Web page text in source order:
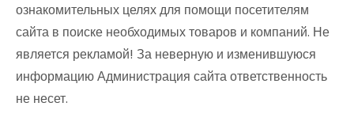
ознакомительных целях для помощи посетителям
сайта в поиске необходимых товаров и компаний. Не
является рекламой! За неверную и изменившуюся
информацию Администрация сайта ответственность
не несет.